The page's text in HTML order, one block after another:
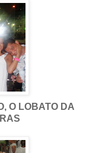
O LOBATO DA